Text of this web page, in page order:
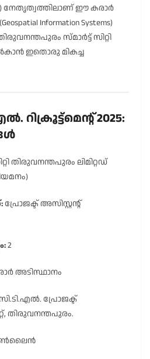
നേതൃത്വത്തിലാണ് ഈ കരാർ
Information Systems)
സ്മാർട്ട് സിറ്റി
ഇതൊരു മികച്ച
റിക്രൂട്ട്മെൻ്റ് 2025:
തിരുവനന്തപുരം ലിമിറ്റഡ്
പ്രോജക്ട് അസിസ്റ്റൻ്റ്
2
അടിസ്ഥാനം
പ്രോജക്ട്
തിരുവനന്തപുരം.